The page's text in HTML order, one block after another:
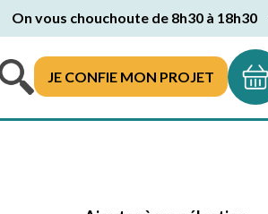
On vous chouchoute de 8h30 à
JE CONFIE MON PROJET